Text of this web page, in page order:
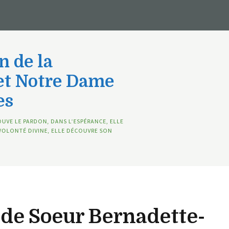
de la
Notre Dame
LE PARDON, DANS L’ESPÉRANCE, ELLE
DIVINE, ELLE DÉCOUVRE SON
Soeur Bernadette-